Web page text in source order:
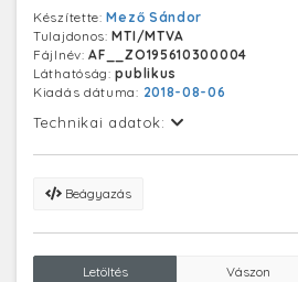
Készítette:Mező Sándor
Tulajdonos:MTI/MTVA
Fájlnév:AF__ZO195610300004
Láthatóság:publikus
Kiadás dátuma: 2018-08-06
Technikai adatok:
Beágyazás
Letöltés Vászon